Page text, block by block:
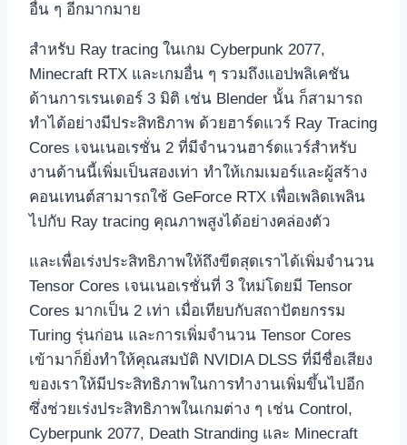
อื่น ๆ อีกมากมาย
สำหรับ Ray tracing ในเกม Cyberpunk 2077,
Minecraft RTX และเกมอื่น ๆ รวมถึงแอปพลิเคชัน
ด้านการเรนเดอร์ 3 มิติ เช่น Blender นั้น ก็สามารถ
ทำได้อย่างมีประสิทธิภาพ ด้วยฮาร์ดแวร์ Ray Tracing
Cores เจนเนอเรชั่น 2 ที่มีจำนวนฮาร์ดแวร์สำหรับ
งานด้านนี้เพิ่มเป็นสองเท่า ทำให้เกมเมอร์และผู้สร้าง
คอนเทนต์สามารถใช้ GeForce RTX เพื่อเพลิดเพลิน
ไปกับ Ray tracing คุณภาพสูงได้อย่างคล่องตัว
และเพื่อเร่งประสิทธิภาพให้ถึงขีดสุดเราได้เพิ่มจำนวน
Tensor Cores เจนเนอเรชั่นที่ 3 ใหม่โดยมี Tensor
Cores มากเป็น 2 เท่า เมื่อเทียบกับสถาปัตยกรรม
Turing รุ่นก่อน และการเพิ่มจำนวน Tensor Cores
เข้ามาก็ยิ่งทำให้คุณสมบัติ NVIDIA DLSS ที่มีชื่อเสียง
ของเราให้มีประสิทธิภาพในการทำงานเพิ่มขึ้นไปอีก
ซึ่งช่วยเร่งประสิทธิภาพในเกมต่าง ๆ เช่น Control,
Cyberpunk 2077, Death Stranding และ Minecraft